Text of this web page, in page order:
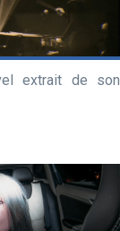
extrait de son